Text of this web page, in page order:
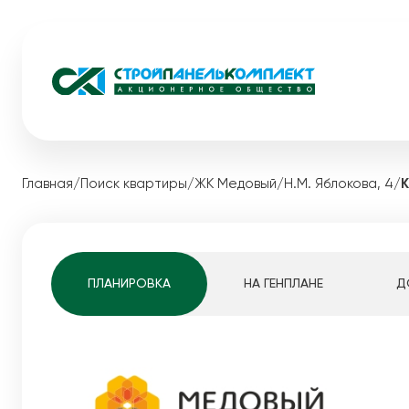
Мотовилихинскай
Pro жизнь
Динамика строительства
Квартиры
4-комнатные
Главная/ Поиск квартиры/ЖК Медовый/ Н.М. Яблокова, 4/
ПЛАНИРОВКА НА ГЕНПЛАНЕ